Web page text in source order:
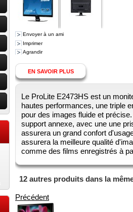
Envoyer à un ami
Imprimer
Agrandir
EN SAVOIR PLUS
Le ProLite E2473HS est un
hautes performances, une triple
pour des images fluide et
support annexe, avec une une
assurera un grand confort
assurera la meilleure qualité
comme des films enregistrés à
12 autres produits dans la
Précédent